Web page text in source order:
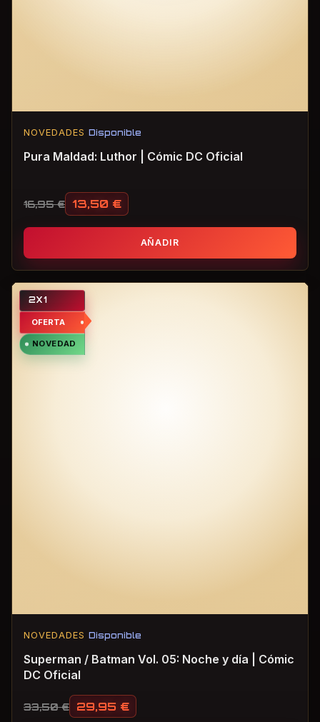
NOVEDADES Disponible
Pura Maldad: Luthor | Cómic DC Oficial
16,95€
El precio original era: 16,95 €.
13,50 €
El precio actual es: 13,50 €.
AÑADIR
2X1
OFERTA
NOVEDAD
NOVEDADES Disponible
Superman / Batman Vol. 05: Noche y día | Cómic
DC Oficial
33,50€
El precio original era: 33,50 €.
29,95 €
El precio actual es: 29,95 €.